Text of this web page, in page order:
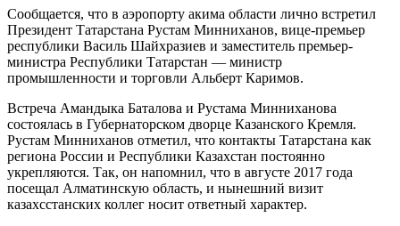
Сообщается, что в аэропорту акима области лично встретил
Президент Татарстана Рустам Минниханов, вице-премьер
республики Василь Шайхразиев и заместитель премьер-
министра Республики Татарстан — министр
промышленности и торговли Альберт Каримов.
Встреча Амандыка Баталова и Рустама Минниханова
состоялась в Губернаторском дворце Казанского Кремля.
Рустам Минниханов отметил, что контакты Татарстана как
региона России и Республики Казахстан постоянно
укрепляются. Так, он напомнил, что в августе 2017 года
посещал Алматинскую область, и нынешний визит
казахсстанских коллег носит ответный характер.